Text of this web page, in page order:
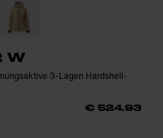
W
3-Lagen Hardshell-
€ 524.93